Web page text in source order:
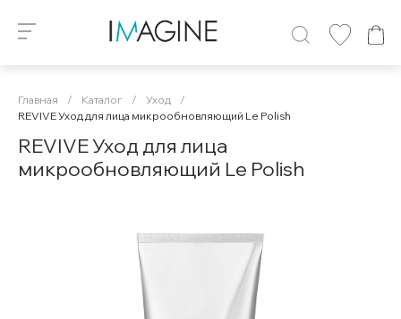
Главная / Каталог / Уход
/
REVIVE Уход для лица микрообновляющий Le Polish
REVIVE Уход для лица
микрообновляющий Le Polish